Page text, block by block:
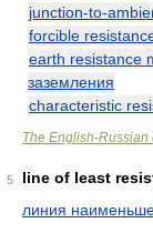
junction-to-
forcible
earth resistance
заземления
characteristic
The English-
5
line of least
линия